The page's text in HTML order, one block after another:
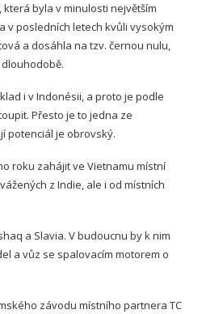
která byla v minulosti největším
v posledních letech kvůli vysokým
a dosáhla na tzv. černou nulu,
i v Indonésii, a proto je podle
Přesto je to jedna ze
potenciál je obrovský.
roku zahájit ve Vietnamu místní
z Indie, ale i od místních
a Slavia. V budoucnu by k nim
a vůz se spalovacím motorem o
závodu místního partnera TC